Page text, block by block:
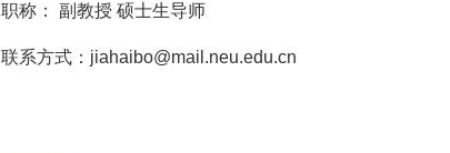
职称： 副教授 硕士生导师
联系方式：jiahaibo@mail.neu.edu.cn